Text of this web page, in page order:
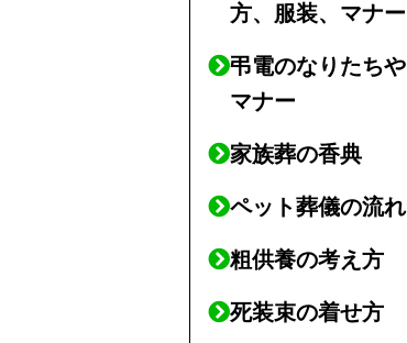
方、服装、マナー
弔電のなりたちや
マナー
家族葬の香典
ペット葬儀の流れ
粗供養の考え方
死装束の着せ方